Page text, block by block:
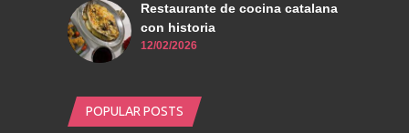
Restaurante de cocina catalana
con historia
12/02/2026
POPULAR POSTS